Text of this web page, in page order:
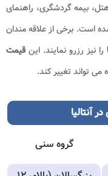
بیمه گردشگری، راهنمای
است. برخی از علاقه مندان
را نیز رزرو نمایند. اینقیمت
تواند تغییر کند.
آنتالیا
گروه سنی